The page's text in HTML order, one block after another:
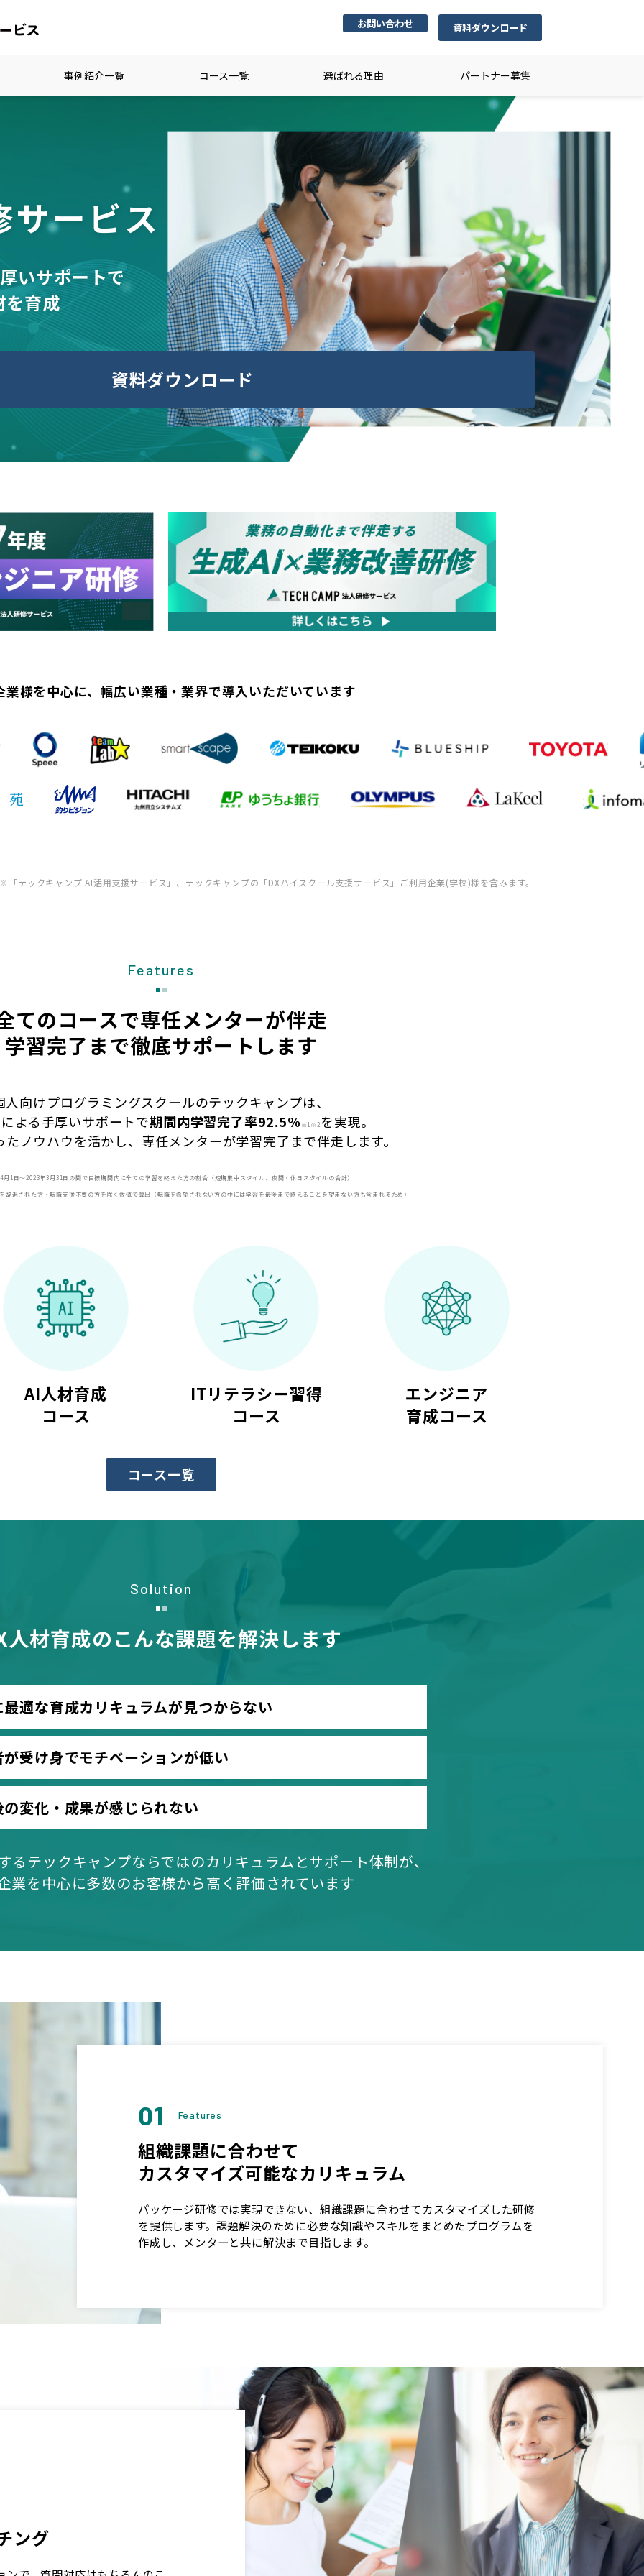
お問い合わせ 資料ダウンロード
事例紹介一覧 コース一覧 選ばれる理由 パートナー募集
サービス
いサポートで
を育成
資料ダウンロード
業様を中心に、幅広い業種・業界で導入いただいています
※「テックキャンプ AI活用支援サービス」、テックキャンプの「DXハイスクール支援サービス」ご利用企業(学校)様を含みます。
Features
てのコースで専任メンターが伴走
学習完了まで徹底サポートします
人向けプログラミングスクールのテックキャンプは、
よる手厚いサポートで期間内学習完了率92.5% ※1※2を実現。
ノウハウを活かし、専任メンターが学習完了まで伴走します。
1日〜2023年3月31日の間で目標期間内に全ての学習を終えた方の割合（短期集中スタイル、夜間・休日スタイルの合計）
退された方・転職支援不要の方を除く数値で算出（転職を希望されない方の中には学習を最後まで終えることを望まない方も含まれるため）
AI人材育成
コース
ITリテラシー習得
コース
エンジニア
育成コース
コース一覧
Solution
人材育成のこんな課題を解決します
適な育成カリキュラムが見つからない
受け身でモチベーションが低い
変化・成果が感じられない
るテックキャンプならではのカリキュラムとサポート体制が、
業を中心に多数のお客様から高く評価されています
01 Features
組織課題に合わせて
カスタマイズ可能なカリキュラム
パッケージ研修では実現できない、組織課題に合わせてカスタマイズした研修
を提供します。課題解決のために必要な知識やスキルをまとめたプログラムを
作成し、メンターと共に解決まで目指します。
ング